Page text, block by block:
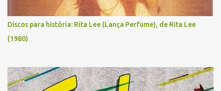
Discos para história: Rita Lee (Lança Perfume), de Rita Lee
(1980)